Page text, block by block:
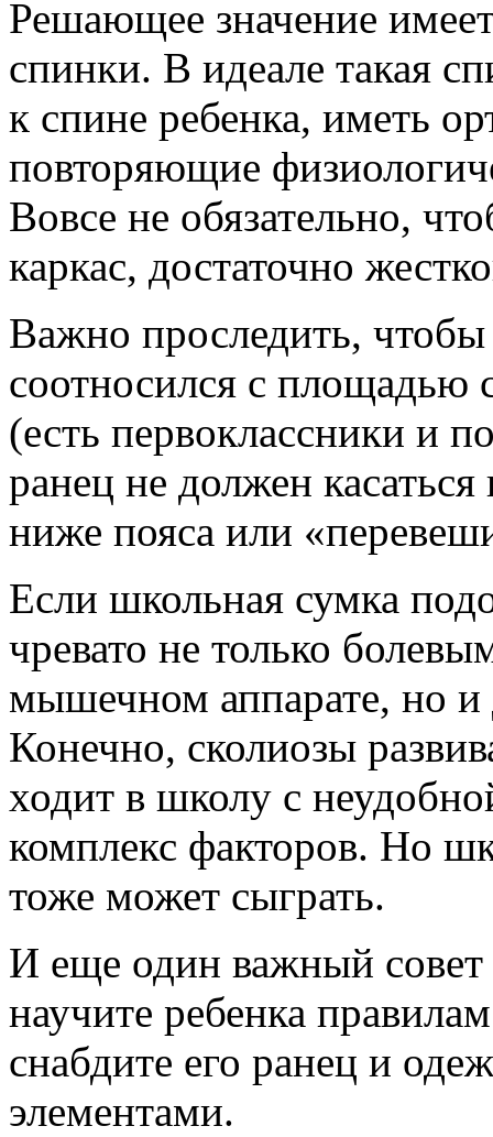
Решающее значение
спинки. В идеале такая
к спине ребенка, иметь
повторяющие
Вовсе не обязательно,
каркас, достаточно
Важно проследить,
соотносился с площадью
(есть первоклассники и
ранец не должен
ниже пояса или
Если школьная сумка
чревато не только
мышечном аппарате, но
Конечно, сколиозы
ходит в школу с
комплекс факторов. Но
тоже может сыграть.
И еще один важный совет
научите ребенка
снабдите его ранец и
элементами.